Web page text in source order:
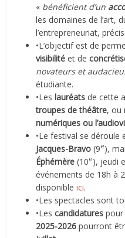
« bénéficient d’un
les domaines de l’art,
l’entrepreneuriat,
•L’objectif est de
visibilité et de
novateurs et
étudiante.
•Les lauréats de cette
troupes de théâtre, ou
numériques ou
•Le festival se déroule
Jacques-Bravo(9e),
Éphémère (10e), jeudi
événements de 18h à
disponibleici.
•Les spectacles sont
•Lescandidatures pour
2025-2026 pourront